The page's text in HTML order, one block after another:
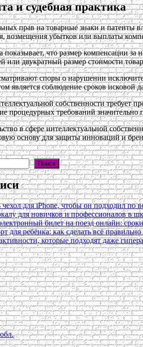
и судебная практика
прав на товарные знаки и патенты
возмещения убытков или выплаты
показывает, что размер компенсации
или двукратный размер стоимости
споры о нарушении
является соблюдение сроков исковой
собственности требует
процедурных требований
в сфере интеллектуальной
основу для защиты инноваций и
Поиск
для iPhone, чтобы он подходил по
для новичков и профессионалов в
билет на поезд онлайн:
для ребёнка: как сделать всё
которые подходят даже